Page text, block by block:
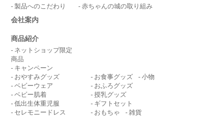
製品へのこだわり 赤ちゃんの城の取り組み
会社案内
商品紹介
ネットショップ限定
商品
キャンペーン
おやすみグッズ
ベビーウェア
ベビー肌着
低出生体重児服
セレモニードレス
お食事グッズ
小物
おふろグッズ
授乳グッズ
ギフトセット
おもちゃ
雑貨